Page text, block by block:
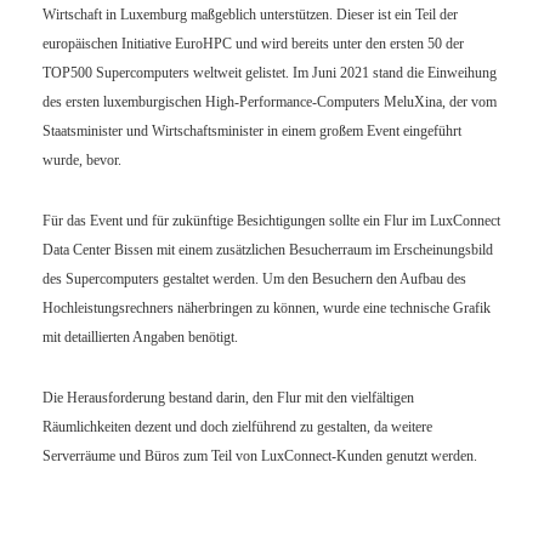
Wirtschaft in Luxemburg maßgeblich unterstützen. Dieser ist ein Teil der
europäischen Initiative EuroHPC und wird bereits unter den ersten 50 der
TOP500 Supercomputers weltweit gelistet. Im Juni 2021 stand die Einweihung
des ersten luxemburgischen High-Performance-Computers MeluXina, der vom
Staatsminister und Wirtschaftsminister in einem großem Event eingeführt
wurde, bevor.
Für das Event und für zukünftige Besichtigungen sollte ein Flur im LuxConnect
Data Center Bissen mit einem zusätzlichen Besucherraum im Erscheinungsbild
des Supercomputers gestaltet werden. Um den Besuchern den Aufbau des
Hochleistungsrechners näherbringen zu können, wurde eine technische Grafik
mit detaillierten Angaben benötigt.
Die Herausforderung bestand darin, den Flur mit den vielfältigen
Räumlichkeiten dezent und doch zielführend zu gestalten, da weitere
Serverräume und Büros zum Teil von LuxConnect-Kunden genutzt werden.